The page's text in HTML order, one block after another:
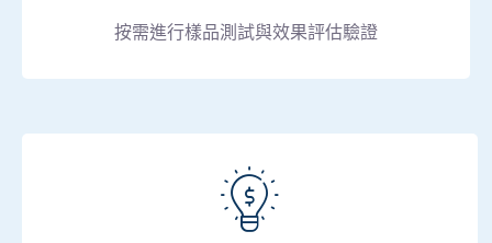
按需進行樣品測試與效果評估驗證